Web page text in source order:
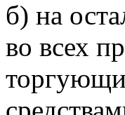
б) на
во всех